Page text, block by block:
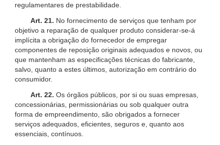
regulamentares de prestabilidade.
Art. 21. No fornecimento de serviços que tenham por
objetivo a reparação de qualquer produto considerar-se-á
implícita a obrigação do fornecedor de empregar
componentes de reposição originais adequados e novos, ou
que mantenham as especificações técnicas do fabricante,
salvo, quanto a estes últimos, autorização em contrário do
consumidor.
Art. 22. Os órgãos públicos, por si ou suas empresas,
concessionárias, permissionárias ou sob qualquer outra
forma de empreendimento, são obrigados a fornecer
serviços adequados, eficientes, seguros e, quanto aos
essenciais, contínuos.